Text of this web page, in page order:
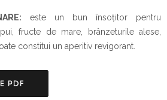
este un bun însoţitor pentru
fructe de mare, brânzeturile alese,
constitui un aperitiv revigorant.
PDF